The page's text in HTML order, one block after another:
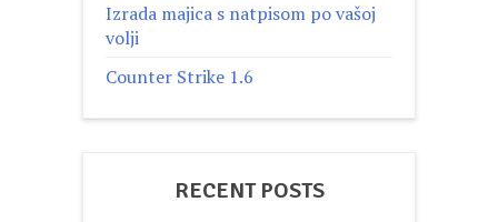
Izrada majica s natpisom po vašoj
volji
Counter Strike 1.6
RECENT POSTS